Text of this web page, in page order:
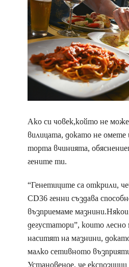
Ако си човек,който не
вилицата, докато не омете
торта вчинията,
гените ти.
“Генетиците са открили,
CD36 генни създава
възприемаме мазнини.Някои
дегустатори”, които лесно
наситят на мазнини,
малко сетивното
Установеное, че